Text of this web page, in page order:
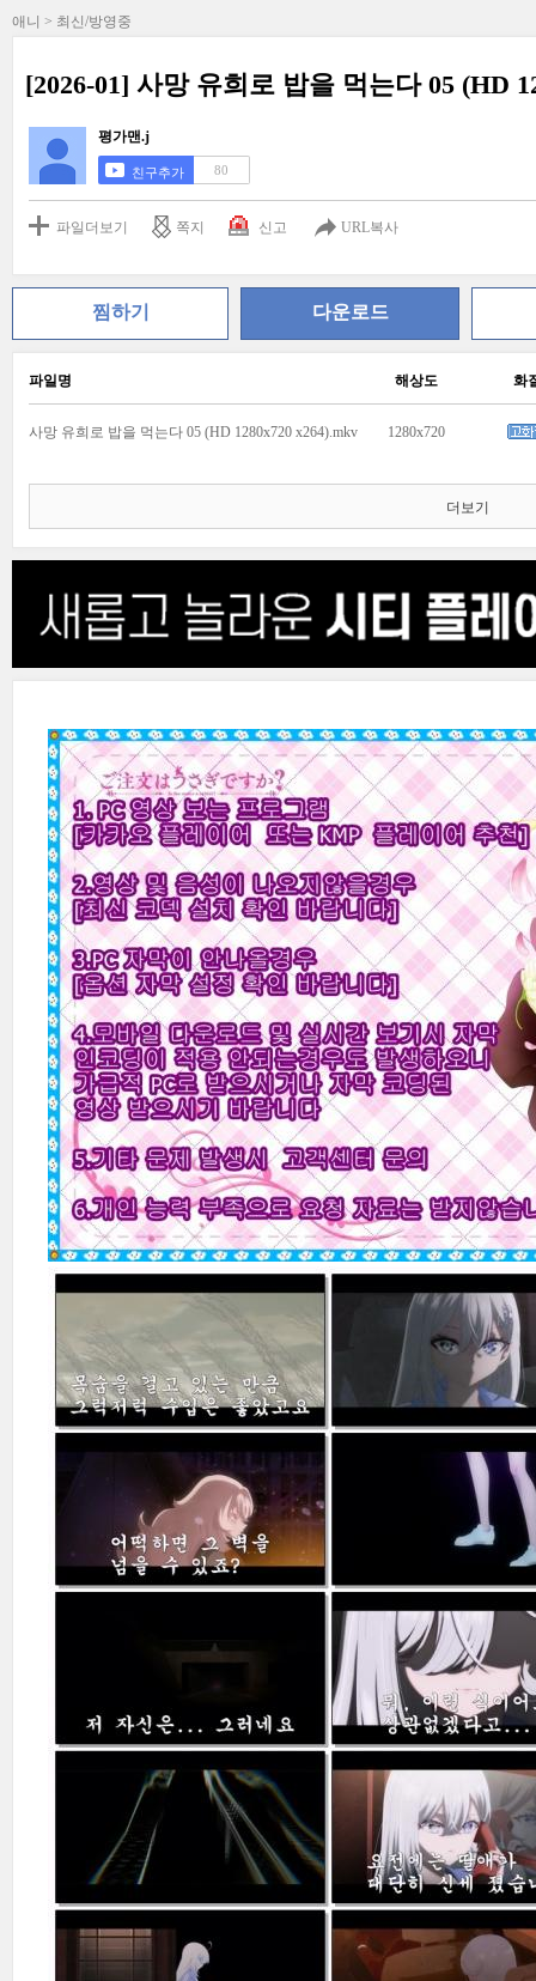
애니 > 최신/방영중
[2026-01] 사망 유희로 밥을 먹는다 05 (HD
평가맨.j
친구추가 80
파일더보기 쪽지 신고 URL복사
찜하기 다운로드
파일명 해상도 화
사망 유희로 밥을 먹는다 05 (HD 1280x720 x264).mkv 1280x720
더보기